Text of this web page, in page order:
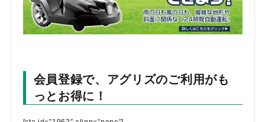
会員登録で、アグリズのご利用がも
っとお得に！